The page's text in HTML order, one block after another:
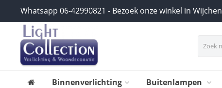
Whatsapp 06-42990821 - Bezoek onze winkel in Wijchen
Binnenverlichting Buitenlampen